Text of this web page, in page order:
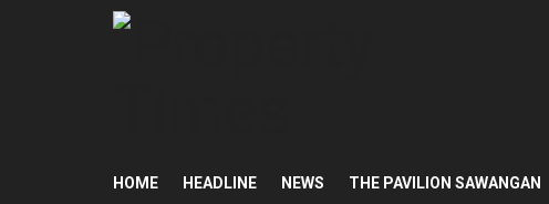
HOME HEADLINE NEWS THE PAVILION SAWANGAN